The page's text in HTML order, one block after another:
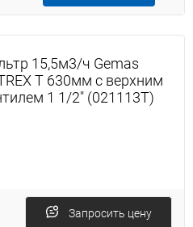
15,5м3/ч Gemas
T 630мм с верхним
1 1/2" (021113T)
Запросить цену